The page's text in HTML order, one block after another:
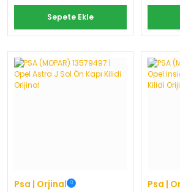
Sepete Ekle
Psa | Orjinal Psa |